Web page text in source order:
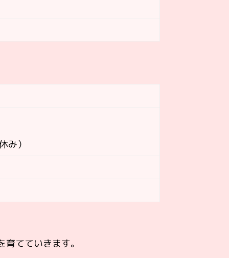
み）
てていきます。